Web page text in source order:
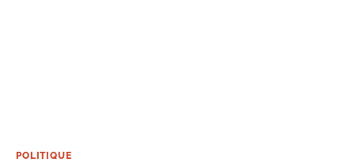
POLITIQUE